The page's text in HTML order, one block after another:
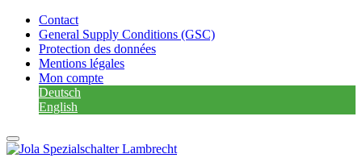
Contact
General Supply Conditions (GSC)
Protection des données
Mentions légales
Mon compte
Deutsch
English